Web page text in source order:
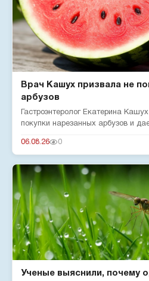
Врач Кашух призвала не
арбузов
Гастроэнтеролог Екатерина
покупки нарезанных арбузов и
06.08.26 0
Ученые выяснили, почему